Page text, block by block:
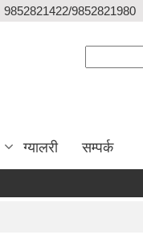
9852821422/9852821980
ग्यालरी सम्पर्क